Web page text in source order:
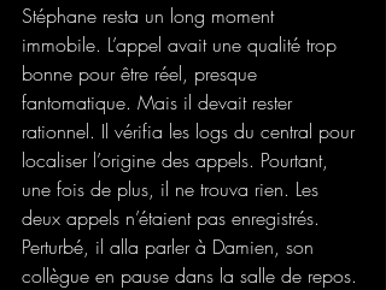
Stéphane resta un long moment
immobile. L’appel avait une qualité trop
bonne pour être réel, presque
fantomatique. Mais il devait rester
rationnel. Il vérifia les logs du central pour
localiser l’origine des appels. Pourtant,
une fois de plus, il ne trouva rien. Les
deux appels n’étaient pas enregistrés.
Perturbé, il alla parler à Damien, son
collègue en pause dans la salle de repos.